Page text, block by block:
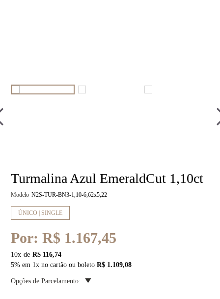
Turmalina Azul EmeraldCut 1,10ct
Modelo N2S-TUR-BN3-1,10-6,62x5,22
ÚNICO | SINGLE
Por:R$ 1.167,45
10x
R$ 116,74
5% em 1x no cartão ou boletoR$ 1.109,08
Opções de Parcelamento: